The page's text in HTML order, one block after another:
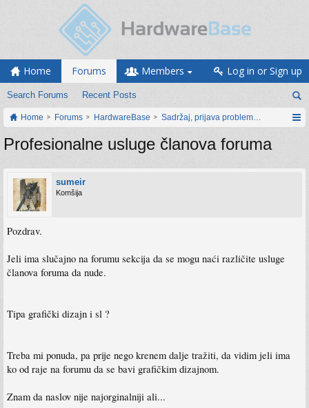
Home Forums
Search Forums Recent Posts
Members Log in or Sign up
Home Forums HardwareBase Sadržaj, prijava problema i prijedlozi
Profesionalne usluge članova foruma
sumeir
Komšija
Pozdrav.
Jeli ima slučajno na forumu sekcija da se mogu naći različite usluge
članova foruma da nude.
Tipa grafički dizajn i sl ?
Treba mi ponuda, pa prije nego krenem dalje tražiti, da vidim jeli ima
ko od raje na forumu da se bavi grafičkim dizajnom.
Znam da naslov nije najorginalniji ali...